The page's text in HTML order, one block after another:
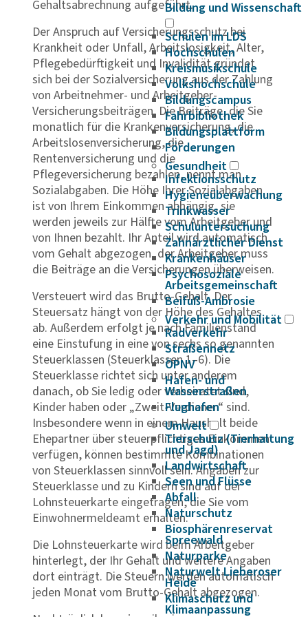
Bildung und Wissenschaft
Schulen im LDS
Hochschulen
Kreismusikschule
Volkshochschule
Bildungscampus
Fahrbibliothek
Bildungsplattform
Förderungen
Gesundheit
Infektionsschutz
Hygieneüberwachung
Trinkwasser
Schuluntersuchung
Zahnärztlicher Dienst
Krankenhäuser
Psychosoziale
Arbeitsgemeinschaft
Beifuß-Ambrosie
Verkehr und Mobilität
Radverkehr
Straßennetz
ÖPNV
Hafen- und
Wasserstraßen
Flughafen
Umwelt
Tierschutz (Tierhaltung
und Jagd)
Landwirtschaft
Seen und Flüsse
Abfall
Naturschutz
Biosphärenreservat
Spreewald
Naturparke
Naturwelt Lieberoser
Heide
Klimaschutz und
Klimaanpassung
Gehaltsabrechnung aufgeführt.
Der Anspruch auf Versicherungsschutz bei
Krankheit oder Unfall, Arbeitslosigkeit, Alter,
Pflegebedürftigkeit und Invalidität gründet
sich bei der Sozialversicherung aus der Zahlung
von Arbeitnehmer- und Arbeitgeber-
Versicherungsbeiträgen. Die Beiträge, die Sie
monatlich für die Krankenversicherung, die
Arbeitslosenversicherung, die
Rentenversicherung und die
Pflegeversicherung bezahlen, nennt man
Sozialabgaben. Die Höhe Ihrer Sozialabgaben
ist von Ihrem Einkommen abhängig, sie
werden jeweils zur Hälfte vom Arbeitgeber und
von Ihnen bezahlt. Ihr Anteil wird automatisch
vom Gehalt abgezogen, der Arbeitgeber muss
die Beiträge an die Versicherungen überweisen.
Versteuert wird das Brutto-Gehalt. Der
Steuersatz hängt von der Höhe des Gehaltes
ab. Außerdem erfolgt je nach Familienstand
eine Einstufung in eine von sechs so genannten
Steuerklassen (Steuerklassen 1–6). Die
Steuerklasse richtet sich unter anderem
danach, ob Sie ledig oder verheiratet sind,
Kinder haben oder „Zweit-Verdiener“ sind.
Insbesondere wenn in einem Haushalt beide
Ehepartner über steuerpflichtiges Einkommen
verfügen, können bestimmte Kombinationen
von Steuerklassen sinnvoll sein. Angaben zur
Steuerklasse und zu Kindern sind auf der
Lohnsteuerkarte eingetragen, die Sie vom
Einwohnermeldeamt erhalten.
Die Lohnsteuerkarte wird beim Arbeitgeber
hinterlegt, der Ihr Gehalt und weitere Angaben
dort einträgt. Die Steuern werden automatisch
jeden Monat vom Brutto-Gehalt abgezogen.